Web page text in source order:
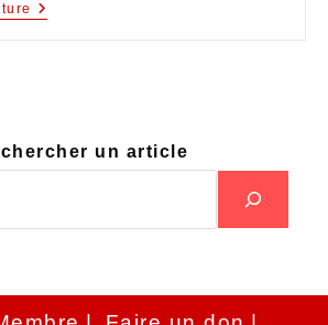
un article